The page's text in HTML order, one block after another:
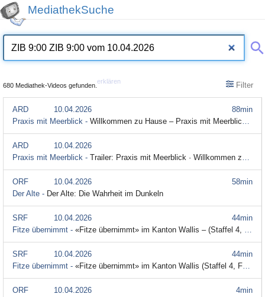
MediathekSuche
680 Mediathek-Videos gefunden.
erklären Filter
88min
ARD
10.04.2026
Praxis mit Meerblick - Willkommen zu Hause – Praxis mit Meerblick (27) (S05/E01) (Audiodeskription)
ARD
10.04.2026
Praxis mit Meerblick - Trailer: Praxis mit Meerblick · Willkommen zu Hause
58min
ORF
10.04.2026
Der Alte - Der Alte: Die Wahrheit im Dunkeln
44min
SRF
10.04.2026
Fitze übernimmt - «Fitze übernimmt» im Kanton Wallis – (Staffel 4, Folge 4) (Audiodeskription)
44min
SRF
10.04.2026
Fitze übernimmt - «Fitze übernimmt» im Kanton Wallis (Staffel 4, Folge 4)
4min
ORF
10.04.2026